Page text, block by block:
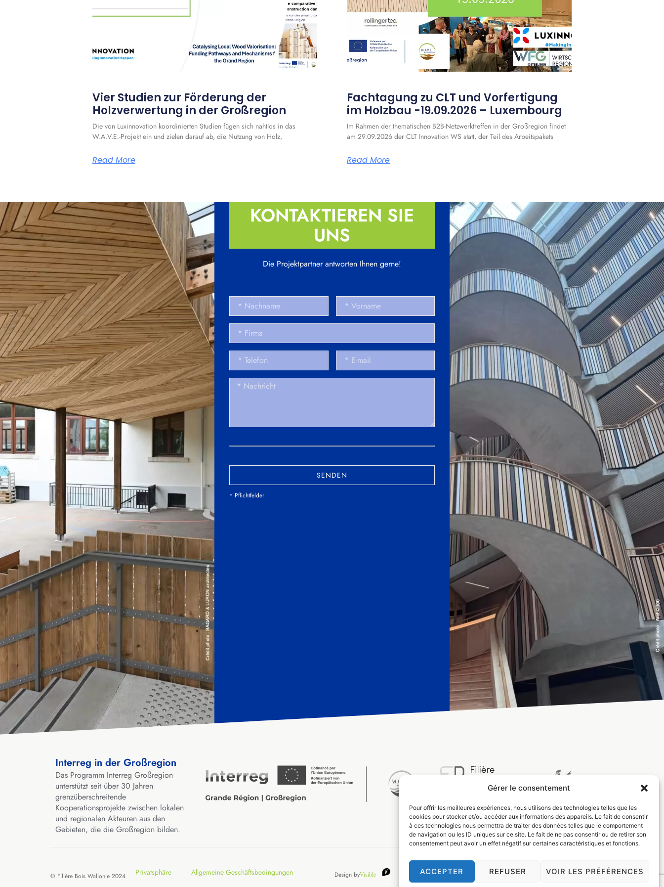
Gérer le consentement
Pour offrir les meilleures expériences, nous utilisons des technologies telles que les
cookies pour stocker et/ou accéder aux informations des appareils. Le fait de consentir
à ces technologies nous permettra de traiter des données telles que le comportement
de navigation ou les ID uniques sur ce site. Le fait de ne pas consentir ou de retirer son
consentement peut avoir un effet négatif sur certaines caractéristiques et fonctions.
ACCEPTER REFUSER VOIR LES PRÉFÉRENCES
Vier Studien zur Förderung der
Holzverwertung in der Großregion
Die von Luxinnovation koordinierten Studien fügen sich nahtlos in das
W.A.V.E.-Projekt ein und zielen darauf ab, die Nutzung von Holz,
Read More
Fachtagung zu CLT und Vorfertigung
im Holzbau -19.09.2026 – Luxembourg
Im Rahmen der thematischen B2B-Netzwerktreffen in der Großregion findet
am 29.09.2026 der CLT Innovation WS statt, der Teil des Arbeitspakets
Read More
KONTAKTIEREN SIE
UNS
Die Projektpartner antworten Ihnen gerne!
SENDEN
* Pflichtfelder
Interreg in der Großregion
Das Programm Interreg Großregion
unterstützt seit über 30 Jahren
grenzüberschreitende
Kooperationsprojekte zwischen lokalen
und regionalen Akteuren aus den
Gebieten, die die Großregion bilden.
© Filière Bois Wallonie 2024 Privatsphäre Allgemeine Geschäftsbedingungen Design byVisible